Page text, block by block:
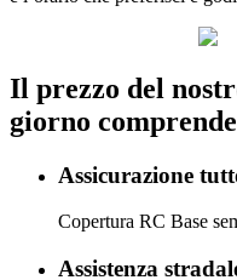
Il prezzo del
giorno
Assicurazione
Copertura RC Base
Assistenza